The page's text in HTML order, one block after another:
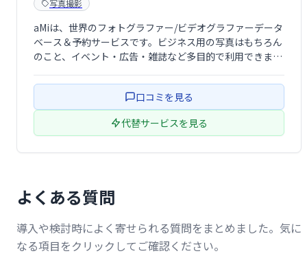
写真撮影
aMiは、世界のフォトグラファー/ビデオグラファーデータ
ベース＆予約サービスです。ビジネス用の写真はもちろん
のこと、イベント・広告・雑誌など多目的で利用できま
口コミを見る
代替サービスを見る
よくある質問
導入や検討時によく寄せられる質問をまとめました。気に
なる項目をクリックしてご確認ください。